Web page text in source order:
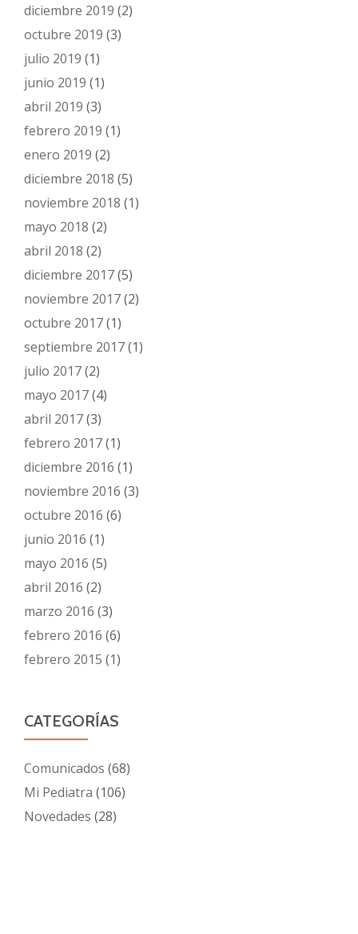
diciembre 2019 (2)
octubre 2019 (3)
julio 2019 (1)
junio 2019 (1)
abril 2019 (3)
febrero 2019 (1)
enero 2019 (2)
diciembre 2018 (5)
noviembre 2018 (1)
mayo 2018 (2)
abril 2018 (2)
diciembre 2017(5)
noviembre 2017(2)
octubre 2017(1)
septiembre 2017(1)
julio 2017(2)
mayo 2017(4)
abril 2017(3)
febrero 2017(1)
diciembre 2016 (1)
noviembre 2016 (3)
octubre 2016 (6)
junio 2016 (1)
mayo 2016 (5)
abril 2016 (2)
marzo 2016 (3)
febrero 2016 (6)
febrero 2015 (1)
CATEGORÍAS
Comunicados (68)
Mi Pediatra (106)
Novedades (28)